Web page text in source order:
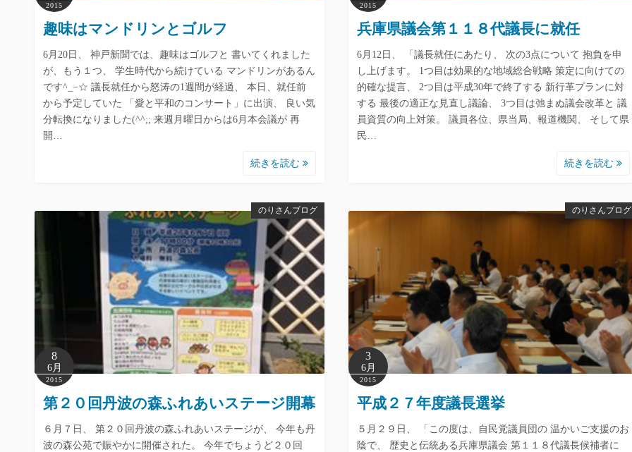
2015
趣味はマンドリンとゴルフ
6月20日、 神戸新聞では、趣味はゴルフと 書いてくれました
が、もう１つ、 学生時代から続けている マンドリンがあるん
です^_−☆ 議長就任から怒涛の1週間が経過、 本日、就任前
から予定していた 「愛と平和のコンサート」に出演、 良い気
分転換になりました(^^;; 来週月曜日からは6月本会議が 再
開…
続きを読む
2015
兵庫県議会第１１８代議長に就任
6月12日、 「議長就任にあたり、 次の3点について 抱負を申
し上げます。 1つ目は効果的な地域総合戦略 策定に向けての
的確な提言、 2つ目は平成30年で終了する 新行革プランに対
する 最後の適正な見直し議論、 3つ目は弛まぬ議会改革と 議
員資質の向上対策。 議員各位、県当局、報道機関、 そして県
民…
続きを読む
のりさんブログ
8
6月
2015
第２０回丹波の森ふれあいステージ開幕
６月７日、 第２０回丹波の森ふれあいステージが、 今年も丹
波の森公苑で賑やかに開催された。 今年でちょうど２０回
のりさんブログ
3
6月
2015
平成２７年度議長選挙
５月２９日、 「この度は、自民党議員団の 温かいご支援のお
陰で、 歴史と伝統ある兵庫県議会 第１１８代議長候補者に